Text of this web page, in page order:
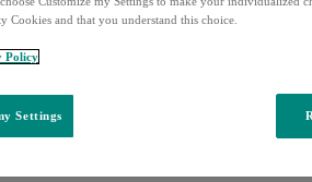
Cookies and that you understand this choice.
Policy
Settings